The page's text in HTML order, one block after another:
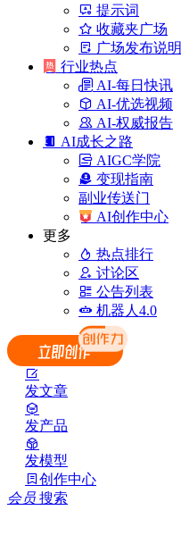
提示词
收藏夹广场
广场发布说明
行业热点
AI-每日快讯
AI-优选视频
AI-权威报告
AI成长之路
AIGC学院
变现指南
副业传送门
AI创作中心
更多
热点排行
讨论区
公告列表
机器人4.0
发文章
发产品
发模型
创作中心
会员 搜索